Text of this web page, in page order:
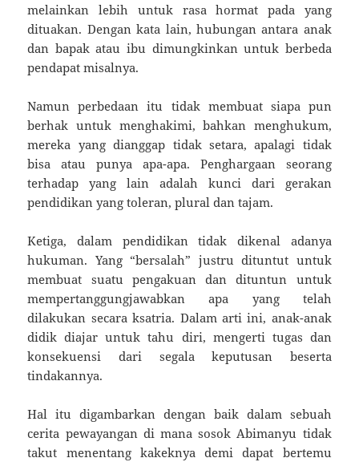
melainkan lebih untuk rasa hormat pada yang
dituakan. Dengan kata lain, hubungan antara anak
dan bapak atau ibu dimungkinkan untuk berbeda
pendapat misalnya.
Namun perbedaan itu tidak membuat siapa pun
berhak untuk menghakimi, bahkan menghukum,
mereka yang dianggap tidak setara, apalagi tidak
bisa atau punya apa-apa. Penghargaan seorang
terhadap yang lain adalah kunci dari gerakan
pendidikan yang toleran, plural dan tajam.
Ketiga, dalam pendidikan tidak dikenal adanya
hukuman. Yang “bersalah” justru dituntut untuk
membuat suatu pengakuan dan dituntun untuk
mempertanggungjawabkan apa yang telah
dilakukan secara ksatria. Dalam arti ini, anak-anak
didik diajar untuk tahu diri, mengerti tugas dan
konsekuensi dari segala keputusan beserta
tindakannya.
Hal itu digambarkan dengan baik dalam sebuah
cerita pewayangan di mana sosok Abimanyu tidak
takut menentang kakeknya demi dapat bertemu